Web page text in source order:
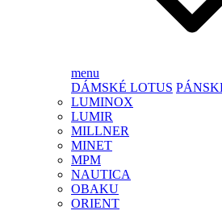
menu
DÁMSKÉ LOTUS
LUMINOX
LUMIR
MILLNER
MINET
MPM
NAUTICA
OBAKU
ORIENT